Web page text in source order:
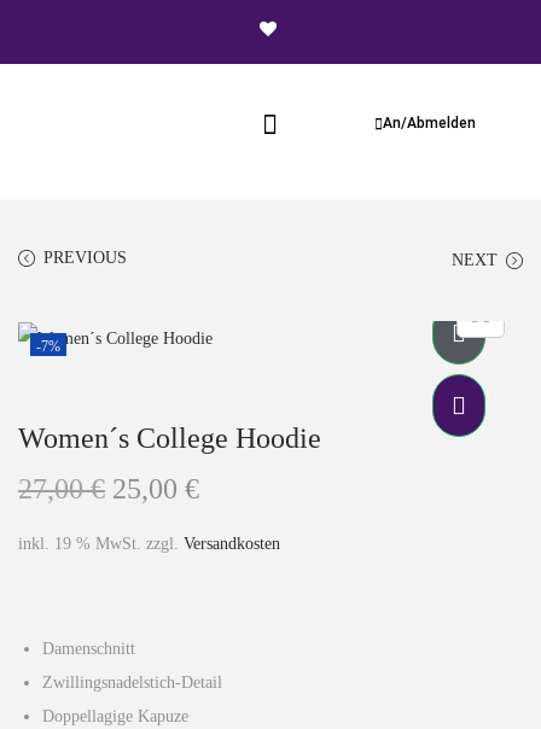
An/Abmelden
PREVIOUS NEXT
-7%
Women´s College Hoodie
27,00€ 25,00 €
inkl. 19 % MwSt. zzgl. Versandkosten
Damenschnitt
Zwillingsnadelstich-Detail
Doppellagige Kapuze